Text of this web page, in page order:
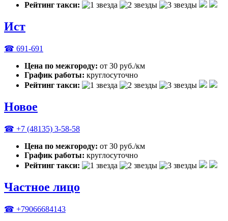
Рейтинг такси:
Ист
☎ 691-691
Цена по межгороду: от 30 руб./км
График работы: круглосуточно
Рейтинг такси:
Новое
☎ +7 (48135) 3-58-58
Цена по межгороду: от 30 руб./км
График работы: круглосуточно
Рейтинг такси:
Частное лицо
☎ +79066684143